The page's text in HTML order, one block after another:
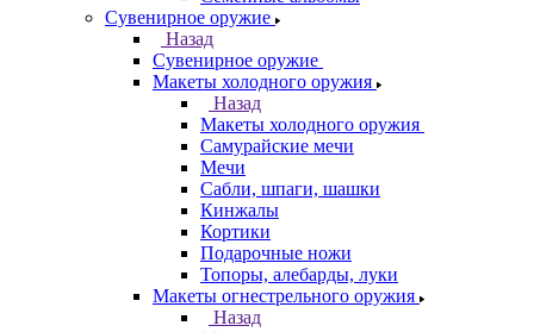
Сувенирное оружие
Назад
Сувенирное оружие
Макеты холодного оружия
Назад
Макеты холодного оружия
Самурайские мечи
Мечи
Сабли, шпаги, шашки
Кинжалы
Кортики
Подарочные ножи
Топоры, алебарды, луки
Макеты огнестрельного оружия
Назад